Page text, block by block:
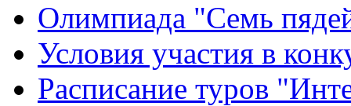
Олимпиада "Семь
Условия участия в
Расписание туров